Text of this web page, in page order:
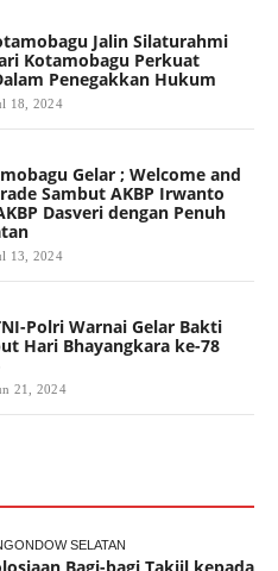
Jalin Silaturahmi
Kotamobagu Perkuat
Penegakkan Hukum
18, 2024
Gelar ; Welcome and
Sambut AKBP Irwanto
Dasveri dengan Penuh
13, 2024
Polri Warnai Gelar Bakti
Hari Bhayangkara ke-78
21, 2024
SELATAN